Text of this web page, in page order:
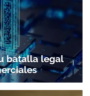
batalla legal